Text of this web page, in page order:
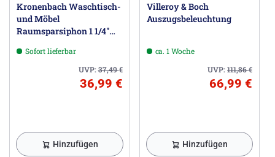
Kronenbach Waschtisch-
und Möbel
Raumsparsiphon 1 1/4"
Sofort lieferbar
UVP:37,49€
36,99 €
Hinzufügen
Villeroy & Boch
Auszugsbeleuchtung
ca. 1 Woche
UVP:111,86€
66,99 €
Hinzufügen